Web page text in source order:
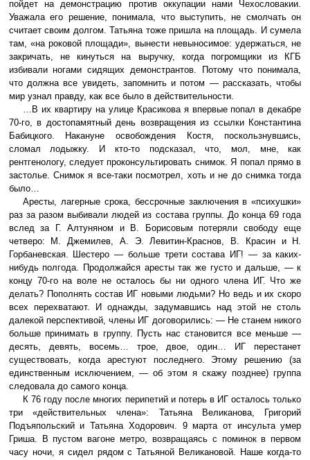
пойдет на демонстрацию против оккупации нами Чехословакии.
Уважала его решение, понимала, что выступить, не смолчать он
считает своим долгом. Татьяна тоже пришла на площадь. И сумела
там, «на роковой площади», вынести невыносимое: удержаться, не
закричать, не кинуться на выручку, когда погромщики из КГБ
избивали ногами сидящих демонстрантов. Потому что понимала,
что должна все увидеть, запомнить и потом — рассказать, чтобы
мир узнал правду, как все было в действительности.
…В их квартиру на улице Красикова я впервые попал в декабре
70-го, в достопамятный день возвращения из ссылки Константина
Бабицкого. Накануне освобождения Костя, поскользнувшись,
сломал лодыжку. И кто-то подсказал, что, мол, мне, как
рентгенологу, следует проконсультировать снимок. Я попал прямо в
застолье. Снимок я все-таки посмотрел, хоть и не до снимка тогда
было…
Аресты, лагерные срока, бессрочные заключения в «психушки»
раз за разом выбивали людей из состава группы. До конца 69 года
вслед за Г. Алтуняном и В. Борисовым потеряли свободу еще
четверо: М. Джемилев, А. Э. Левитин-Краснов, В. Красин и Н.
Горбаневская. Шестеро — больше трети состава ИГ! — за каких-
нибудь полгода. Продолжайся аресты так же густо и дальше, — к
концу 70-го на воле не осталось бы ни одного члена ИГ. Что же
делать? Пополнять состав ИГ новыми людьми? Но ведь и их скоро
всех перехватают. И однажды, задумавшись над этой не столь
далекой перспективой, члены ИГ договорились: — Не станем никого
больше принимать в группу. Пусть нас становится все меньше —
десять, девять, восемь… трое, двое, один… ИГ перестанет
существовать, когда арестуют последнего. Этому решению (за
единственным исключением, — об этом я скажу позднее) группа
следовала до самого конца.
К 76 году после многих перипетий и потерь в ИГ осталось только
три «действительных члена»: Татьяна Великанова, Григорий
Подъяпольский и Татьяна Ходорович. 9 марта от инсульта умер
Гриша. В пустом вагоне метро, возвращаясь с поминок в первом
часу ночи, я сидел рядом с Татьяной Великановой. Наше когда-то